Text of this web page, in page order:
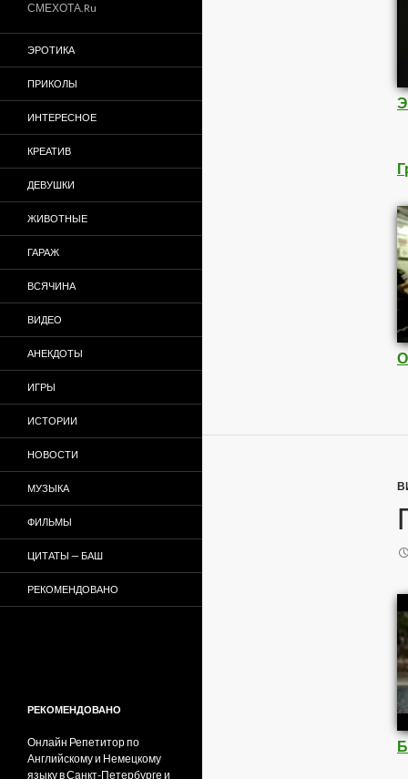
СМЕХОТА.Ru
ЭРОТИКА
ПРИКОЛЫ
ИНТЕРЕСНОЕ
КРЕАТИВ
ДЕВУШКИ
ЖИВОТНЫЕ
ГАРАЖ
ВСЯЧИНА
ВИДЕО
АНЕКДОТЫ
ИГРЫ
ИСТОРИИ
НОВОСТИ
МУЗЫКА
ФИЛЬМЫ
ЦИТАТЫ — БАШ
РЕКОМЕНДОВАНО
РЕКОМЕНДОВАНО
Онлайн Репетитор по
Английскому и Немецкому
языку в Санкт-Петербурге и